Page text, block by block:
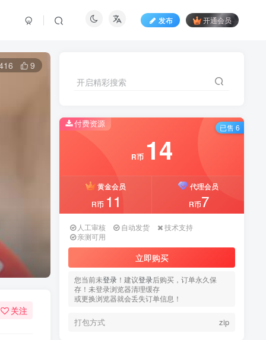
发布 开通会员
9
关注
开启精彩搜索
付费资源
R币 14
黄金会员
R币 11
代理会员
R币7
人工审核 自动发货
技术支持
亲测可用
立即购买
您当前未登录 ！建议登录后购买，订单永久保
存！未登录浏览器清理缓存
或更换浏览器就会丢失订单信息！
打包方式 zip
已售 6
开启精彩搜索
付费资源
R币 14
黄金会员
R币 11
代理会员
R币7
人工审核 自动发货
技术支持
亲测可用
立即购买
您当前未登录 ！建议登录后购买，订单永久保
存！未登录浏览器清理缓存
或更换浏览器就会丢失订单信息！
打包方式 zip
已售 6